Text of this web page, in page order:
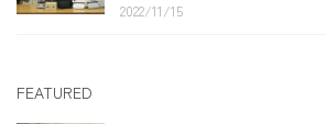
2022/11/15
FEATURED